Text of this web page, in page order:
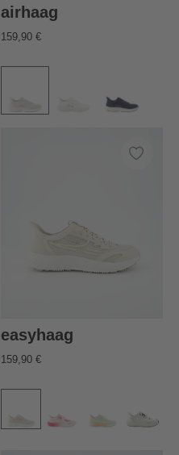
airhaag
159,90 €
easyhaag
159,90 €